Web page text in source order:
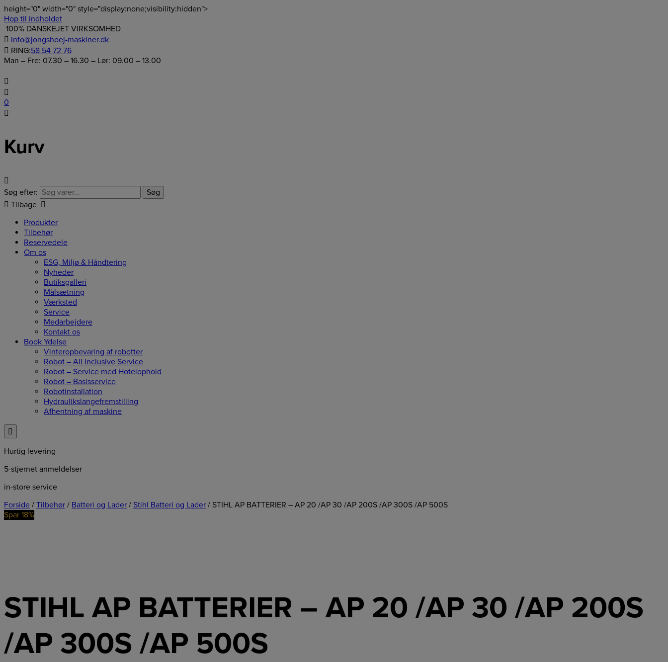
height="0" width="0" style="display:none;visibility:hidden">
Hop til indholdet
100% DANSKEJET VIRKSOMHED
info@jongshoej-maskiner.dk
RING:58 54 72 76
Man – Fre: 07.30 – 16.30 – Lør: 09.00 – 13.00
0
Kurv
Søg efter:
Søg
Tilbage
Produkter
Tilbehør
Reservedele
Om os
ESG, Miljø & Håndtering
Nyheder
Butiksgalleri
Målsætning
Værksted
Service
Medarbejdere
Kontakt os
Book Ydelse
Vinteropbevaring af robotter
Robot – All Inclusive Service
Robot – Service med Hotelophold
Robot – Basisservice
Robotinstallation
Hydraulikslangefremstilling
Afhentning af maskine
Hurtig levering
5-stjernet anmeldelser
in-store service
Forside / Tilbehør / Batteri og Lader / Stihl Batteri og Lader / STIHL AP BATTERIER – AP 20 /AP 30 /AP 200S /AP 300S /AP 500S
Spar 18%
STIHL AP BATTERIER – AP 20 /AP 30 /AP 200S
/AP 300S /AP 500S